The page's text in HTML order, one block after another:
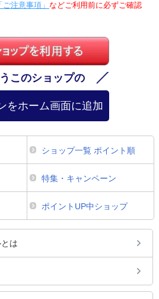
注意事項」 などご利用前に必ずご確認
このショップの
をホーム画面に追加
ショップ一覧 ポイント順
特集・キャンペーン
ポイントUP中ショップ
は